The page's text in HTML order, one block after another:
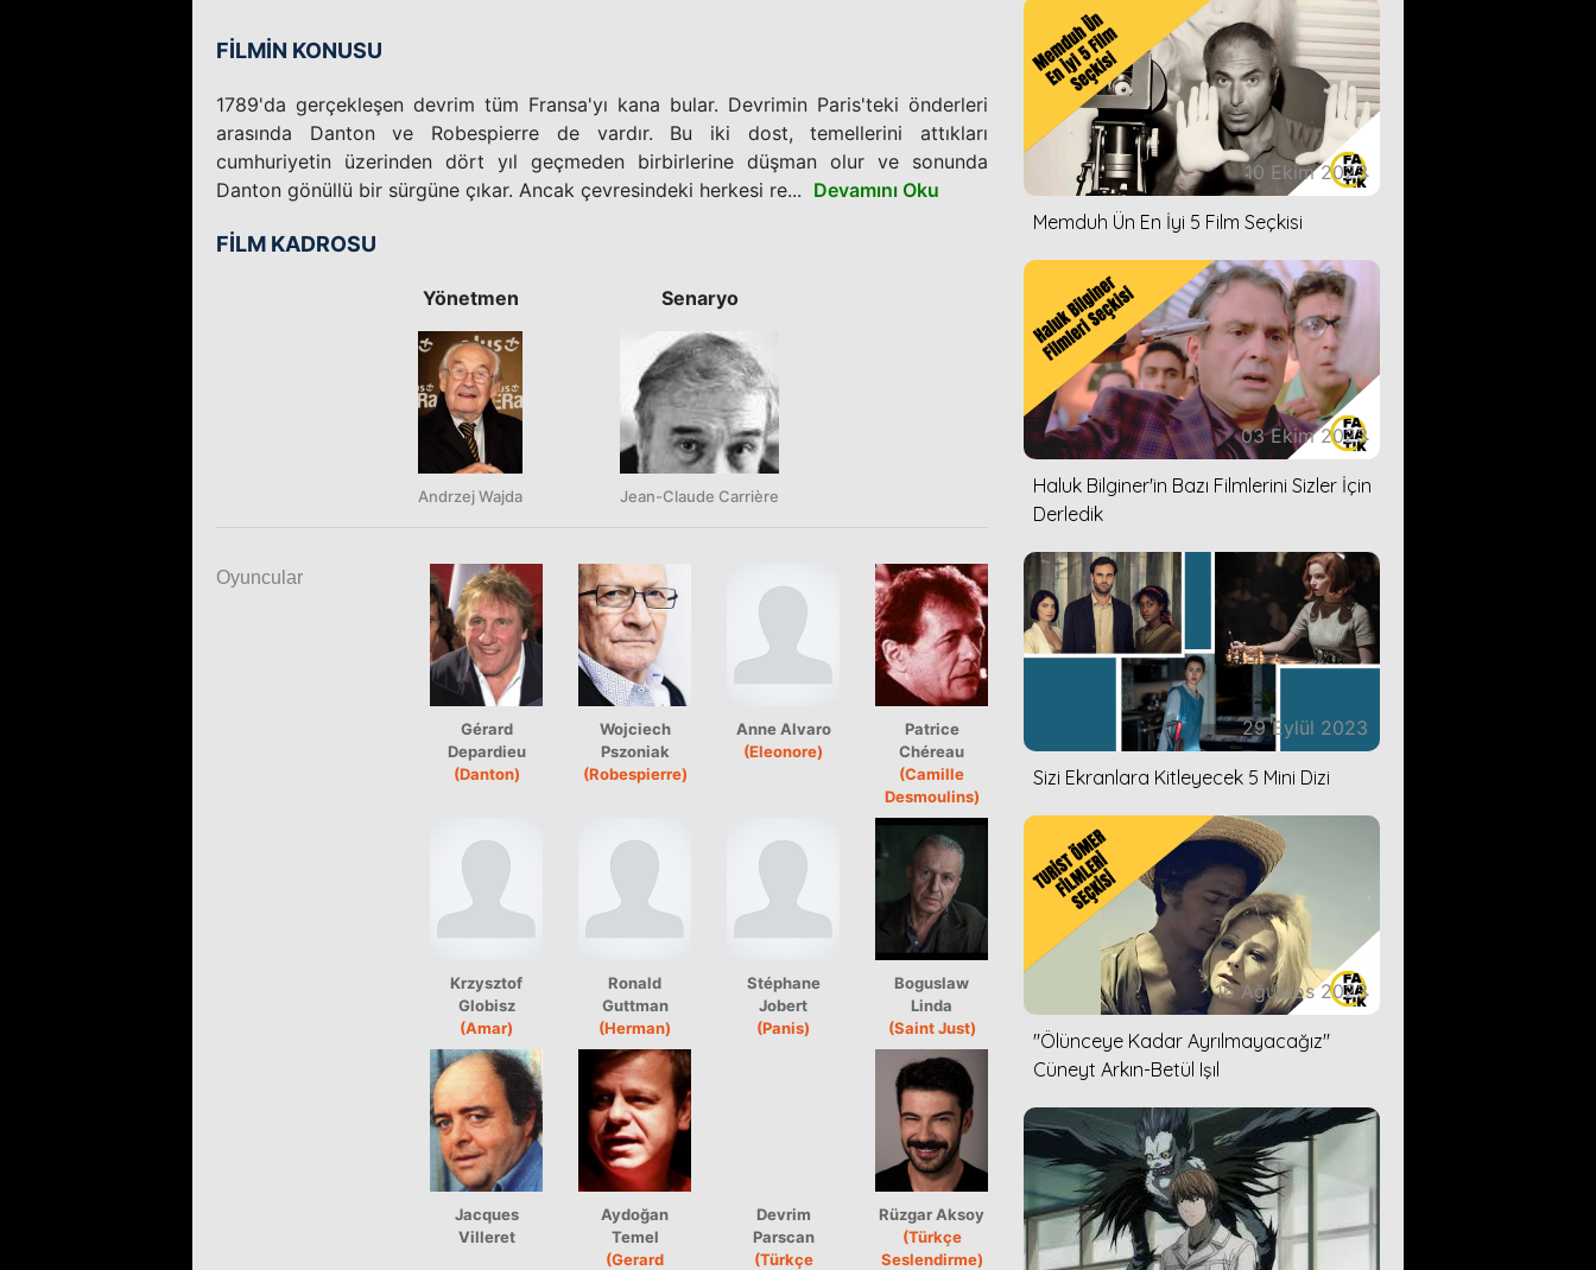
FİLMİN KONUSU
1789'da gerçekleşen devrim tüm Fransa'yı kana bular. Devrimin Paris'teki önderleri
arasında Danton ve Robespierre de vardır. Bu iki dost, temellerini attıkları
cumhuriyetin üzerinden dört yıl geçmeden birbirlerine düşman olur ve sonunda
Danton gönüllü bir sürgüne çıkar. Ancak çevresindeki herkesi re... Devamını Oku
FİLM KADROSU
Yönetmen
Andrzej Wajda
Senaryo
Jean-Claude Carrière
Oyuncular
Gérard
Depardieu
(Danton)
Wojciech
Pszoniak
(Robespierre)
Anne Alvaro
(Eleonore)
Patrice
Chéreau
(Camille
Desmoulins)
Krzysztof
Globisz
(Amar)
Ronald
Guttman
(Herman)
Stéphane
Jobert
(Panis)
Boguslaw
Linda
(Saint Just)
Jacques
Villeret
Aydoğan
Temel
(Gerard
Devrim
Parscan
(Türkçe
Rüzgar Aksoy
(Türkçe
Seslendirme)
10 Ekim 2023
Memduh Ün En İyi 5 Film Seçkisi
03 Ekim 2023
Haluk Bilginer'in Bazı Filmlerini Sizler İçin
Derledik
29 Eylül 2023
Sizi Ekranlara Kitleyecek 5 Mini Dizi
16 Ağustos 2023
''Ölünceye Kadar Ayrılmayacağız''
Cüneyt Arkın-Betül Işıl